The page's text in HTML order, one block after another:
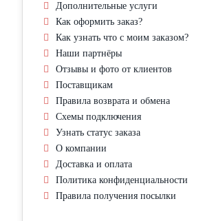
Дополнительные услуги
Как оформить заказ?
Как узнать что с моим заказом?
Наши партнёры
Отзывы и фото от клиентов
Поставщикам
Правила возврата и обмена
Схемы подключения
Узнать статус заказа
О компании
Доставка и оплата
Политика конфиденциальности
Правила получения посылки